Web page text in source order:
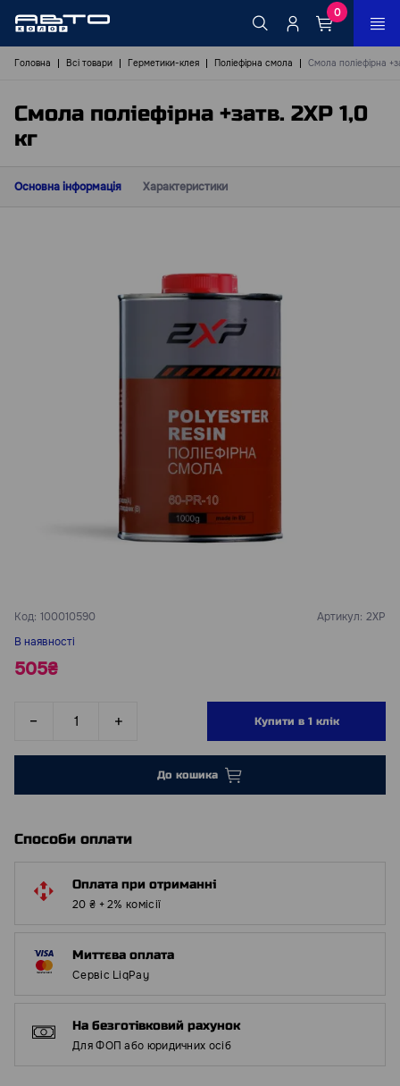
0
Головна Всі товари Герметики-клея Поліефірна смола Смола поліефірна
Смола поліефірна +затв. 2XP 1,0
кг
Основна інформація Характеристики
Код: 100010590 Артикул: 2XP
В наявності
505₴
Купити в 1 клік
До кошика
Способи оплати
Оплата при отриманні
20 ₴ + 2% комісії
Миттєва оплата
Сервіс LiqPay
На безготівковий рахунок
Для ФОП або юридичних осіб